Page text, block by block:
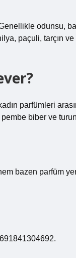
odunsu,
paçuli, tarçın
parfümleri
biber ve
bazen parfüm